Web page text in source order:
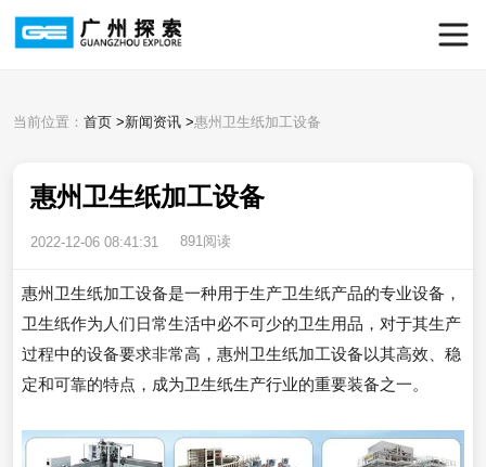
当前位置： 首页 >新闻资讯 >惠州卫生纸加工设备
惠州卫生纸加工设备
2022-12-06 08:41:31 891阅读
惠州卫生纸加工设备是一种用于生产卫生纸产品的专业设备，
卫生纸作为人们日常生活中必不可少的卫生用品，对于其生产
过程中的设备要求非常高，惠州卫生纸加工设备以其高效、稳
定和可靠的特点，成为卫生纸生产行业的重要装备之一。